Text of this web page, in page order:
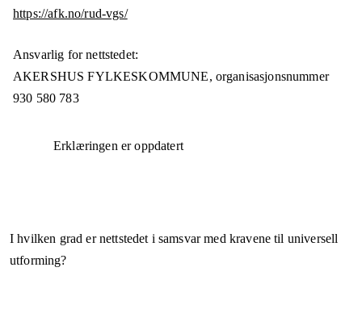
https://afk.no/rud-vgs/
Ansvarlig for nettstedet:
AKERSHUS FYLKESKOMMUNE, organisasjonsnummer
930 580 783
Erklæringen er oppdatert
I hvilken grad er nettstedet i samsvar med kravene til universell
utforming?